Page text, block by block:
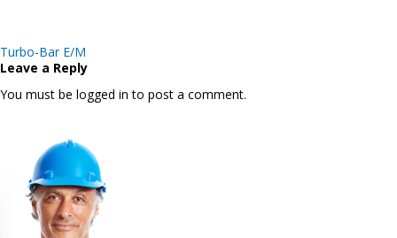
Post
navigation
Turbo-Bar E/M
Leave a Reply
You must be logged in to post a comment.